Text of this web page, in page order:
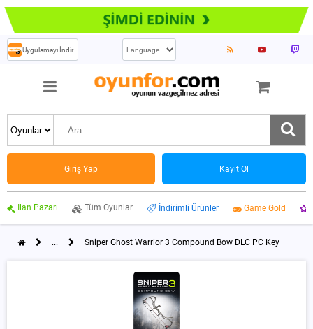
Uygulamayı İndir
Giriş Yap Kayıt Ol
İlan Pazarı Tüm Oyunlar İndirimli Ürünler Game Gold
... Sniper Ghost Warrior 3 Compound Bow DLC PC Key